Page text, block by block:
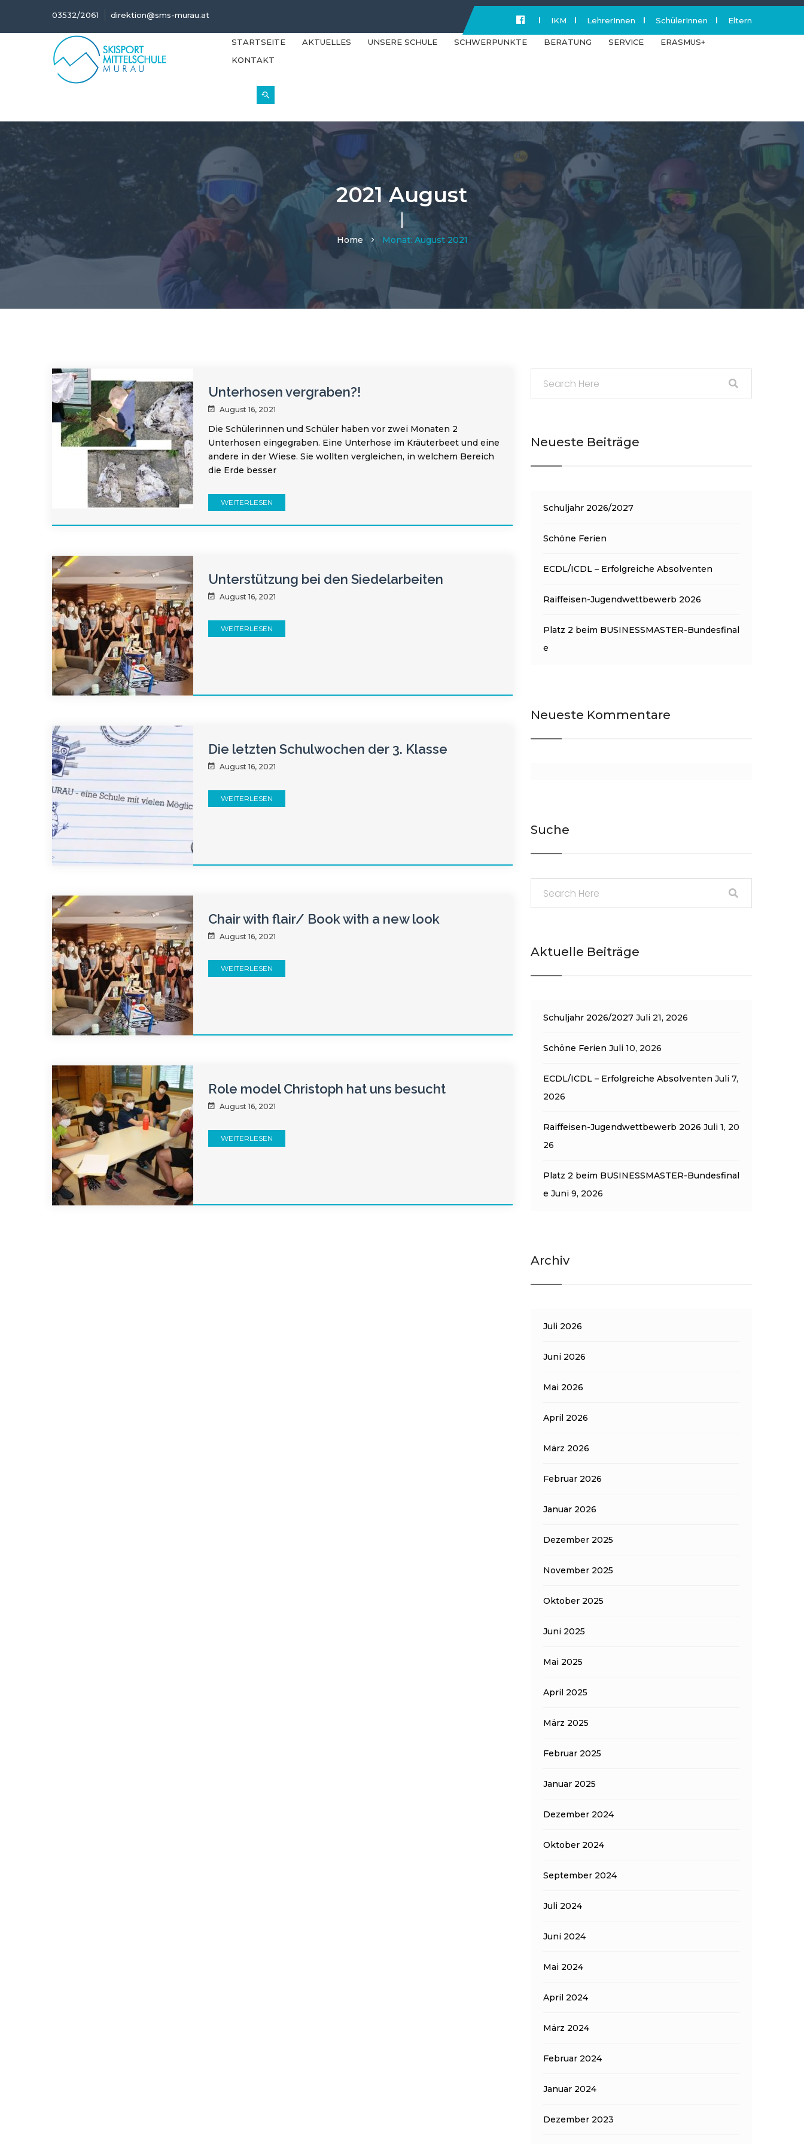
03532/2061
direktion@sms-murau.at
IKM LehrerInnen SchülerInnen Eltern
STARTSEITE AKTUELLES UNSERE SCHULE SCHWERPUNKTE BERATUNG SERVICE
ERASMUS+
KONTAKT
2021 August
Home Monat: August 2021
Unterhosen vergraben?!
August 16, 2021
Die Schülerinnen und Schüler haben vor zwei Monaten 2
Unterhosen eingegraben. Eine Unterhose im Kräuterbeet und eine
andere in der Wiese. Sie wollten vergleichen, in welchem Bereich
die Erde besser
WEITERLESEN
Unterstützung bei den Siedelarbeiten
August 16, 2021
WEITERLESEN
Die letzten Schulwochen der 3. Klasse
August 16, 2021
WEITERLESEN
Chair with flair/ Book with a new look
August 16, 2021
WEITERLESEN
Role model Christoph hat uns besucht
August 16, 2021
WEITERLESEN
Neueste Beiträge
Schuljahr 2026/2027
Schöne Ferien
ECDL/ICDL – Erfolgreiche Absolventen
Raiffeisen-Jugendwettbewerb 2026
Platz 2 beim BUSINESSMASTER-Bundesfinal
e
Neueste Kommentare
Suche
Aktuelle Beiträge
Schuljahr 2026/2027 Juli 21, 2026
Schöne Ferien Juli 10, 2026
ECDL/ICDL – Erfolgreiche Absolventen Juli 7,
2026
Raiffeisen-Jugendwettbewerb 2026 Juli 1, 20
26
Platz 2 beim BUSINESSMASTER-Bundesfinal
e Juni 9, 2026
Archiv
Juli 2026
Juni 2026
Mai 2026
April 2026
März 2026
Februar 2026
Januar 2026
Dezember 2025
November 2025
Oktober 2025
Juni 2025
Mai 2025
April 2025
März 2025
Februar 2025
Januar 2025
Dezember 2024
Oktober 2024
September 2024
Juli 2024
Juni 2024
Mai 2024
April 2024
März 2024
Februar 2024
Januar 2024
Dezember 2023